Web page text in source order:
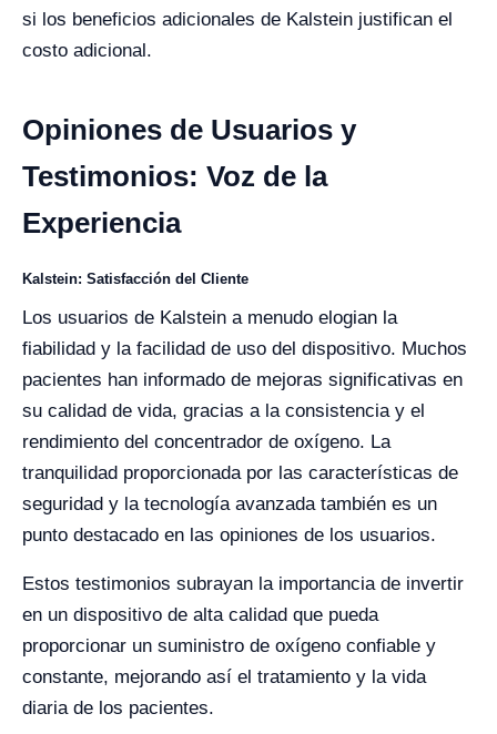
si los beneficios adicionales de Kalstein justifican el
costo adicional.
Opiniones de Usuarios y
Testimonios: Voz de la
Experiencia
Kalstein: Satisfacción del Cliente
Los usuarios de Kalstein a menudo elogian la
fiabilidad y la facilidad de uso del dispositivo. Muchos
pacientes han informado de mejoras significativas en
su calidad de vida, gracias a la consistencia y el
rendimiento del concentrador de oxígeno. La
tranquilidad proporcionada por las características de
seguridad y la tecnología avanzada también es un
punto destacado en las opiniones de los usuarios.
Estos testimonios subrayan la importancia de invertir
en un dispositivo de alta calidad que pueda
proporcionar un suministro de oxígeno confiable y
constante, mejorando así el tratamiento y la vida
diaria de los pacientes.